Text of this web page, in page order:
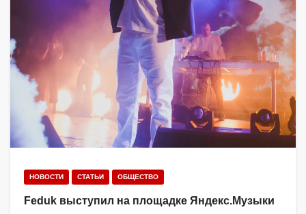
НОВОСТИ СТАТЬИ ОБЩЕСТВО
Feduk выступил на площадке Яндекс.Музыки